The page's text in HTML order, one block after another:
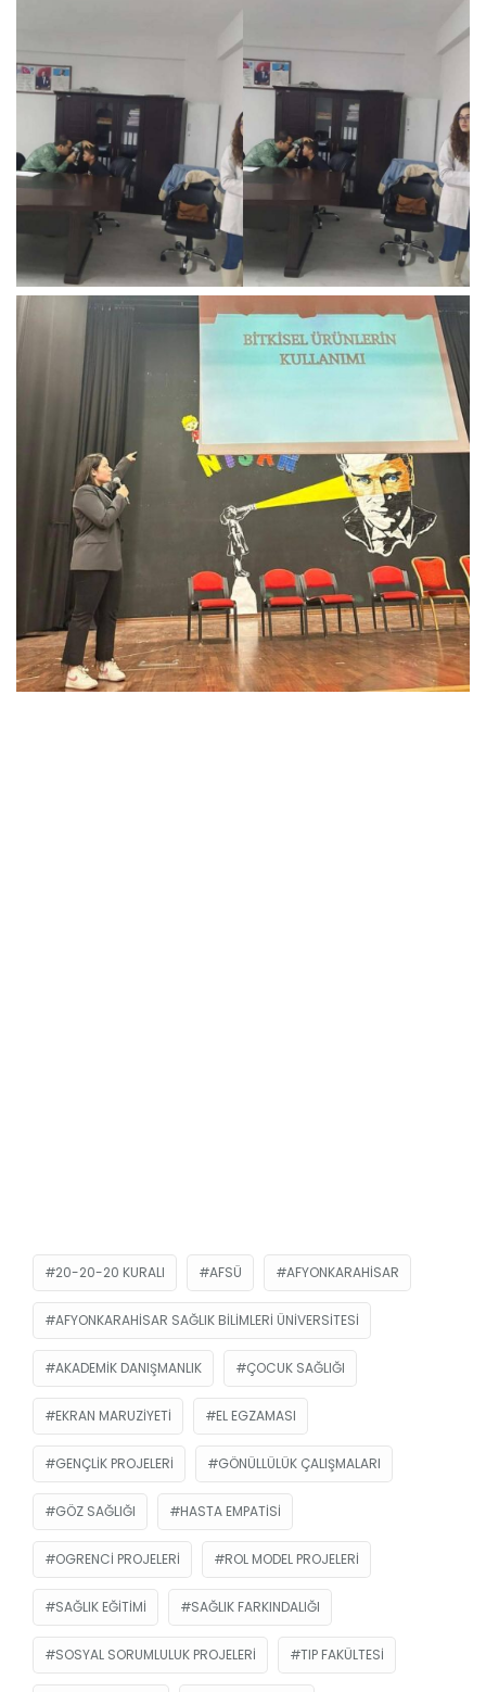
20-20-20 KURALI AFSÜ AFYONKARAHISAR
AFYONKARAHISAR SAĞLIK BILIMLERI ÜNIVERSITESI
AKADEMIK DANIŞMANLIK ÇOCUK SAĞLIĞI
EKRAN MARUZIYETI EL EGZAMASI
GENÇLIK PROJELERI GÖNÜLLÜLÜK ÇALIŞMALARI
GÖZ SAĞLIĞI HASTA EMPATISI
OGRENCI PROJELERI ROL MODEL PROJELERI
SAĞLIK EĞITIMI SAĞLIK FARKINDALIĞI
SOSYAL SORUMLULUK PROJELERI TIP FAKÜLTESI